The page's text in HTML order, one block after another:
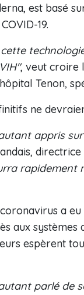
est basé
19.
, veut croire
Tenon,
ne
appris
rapidement
coronavirus a
aux
espèrent
parlé de